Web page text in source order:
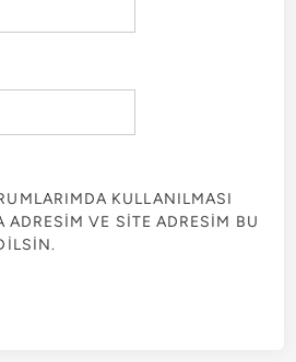
KULLANILMASI
VE SITE ADRESIM BU